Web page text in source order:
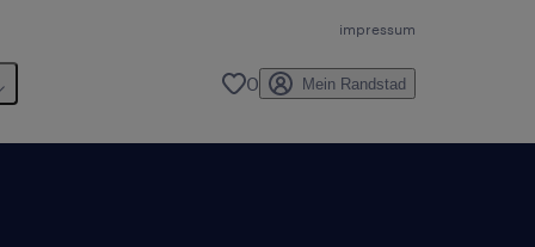
impressum
0 Mein Randstad